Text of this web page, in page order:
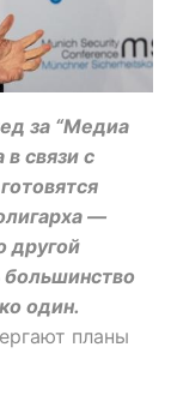
за “Медиа
в связи с
—
другой
большинство
один.
планы